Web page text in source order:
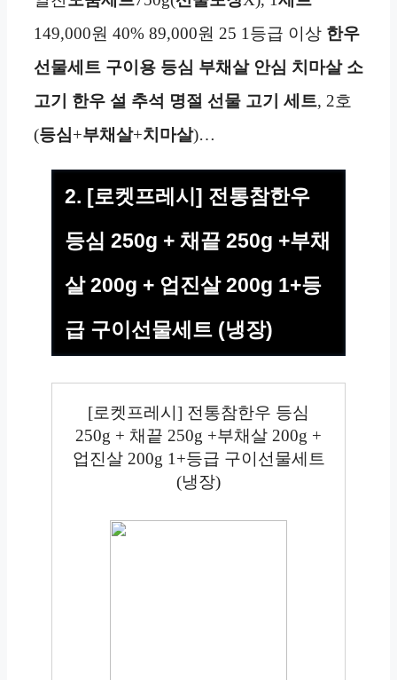
149,000원 40% 89,000원 25 1등급 이상 한우
선물세트 구이용 등심 부채살 안심 치마살 소
고기
한우 설 추석 명절 선물 고기 세트, 2호
(등심+부채살+치마살)…
2. [로켓프레시] 전통참한우
등심 250g + 채끝 250g +부채
살 200g + 업진살 200g 1+등
급 구이선물세트 (냉장)
[로켓프레시] 전통참한우 등심
250g + 채끝 250g +부채살 200g +
업진살 200g 1+등급 구이선물세트
(냉장)